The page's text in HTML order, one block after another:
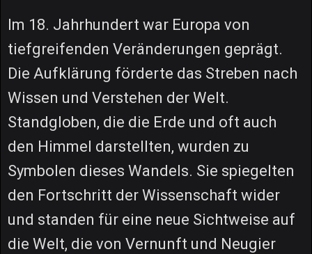
Im 18. Jahrhundert war Europa von
tiefgreifenden Veränderungen geprägt.
Die Aufklärung förderte das Streben nach
Wissen und Verstehen der Welt.
Standgloben, die die Erde und oft auch
den Himmel darstellten, wurden zu
Symbolen dieses Wandels. Sie spiegelten
den Fortschritt der Wissenschaft wider
und standen für eine neue Sichtweise auf
die Welt, die von Vernunft und Neugier